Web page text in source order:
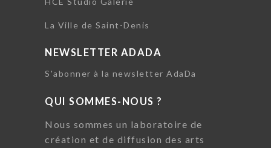
La Ville de Saint-Denis
NEWSLETTER ADADA
S'abonner à la newsletter AdaDa
QUI SOMMES-NOUS ?
Nous sommes un laboratoire de
création et de diffusion des arts